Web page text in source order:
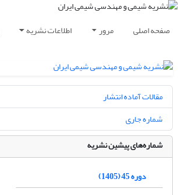
صفحه اصلی مرور اطلاعات نشریه
مقالات آماده انتشار
شماره جاری
شماره‌های پیشین نشریه
دوره 45 (1405)